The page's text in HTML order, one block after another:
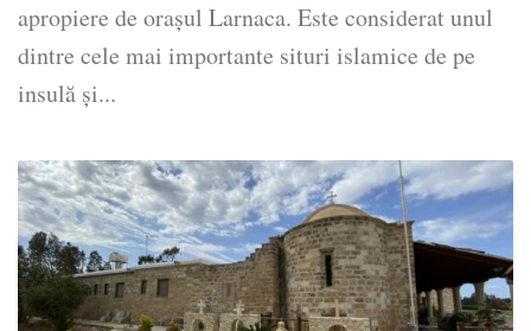
apropiere de orașul Larnaca. Este considerat unul
dintre cele mai importante situri islamice de pe
insulă și...